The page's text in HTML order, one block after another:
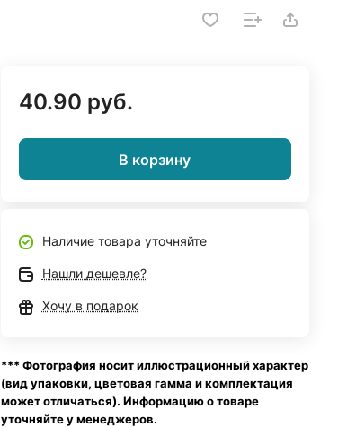
40.90 руб.
В корзину
Наличие товара уточняйте
Нашли дешевле?
Хочу в подарок
*** Фотография носит иллюстрационный характер
(вид упаковки, цветовая гамма и комплектация
может отличаться). Информацию о товаре
уточняйте у менеджеров.